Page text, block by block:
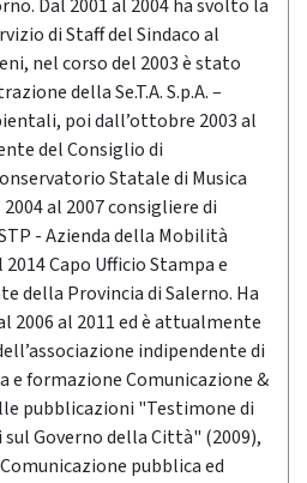
Dal 2001 al 2004 ha svolto la
di Staff del Sindaco al
nel corso del 2003 è stato
della Se.T.A. S.p.A. –
poi dall’ottobre 2003 al
del Consiglio di
Statale di Musica
al 2007 consigliere di
- Azienda della Mobilità
2014 Capo Ufficio Stampa e
della Provincia di Salerno. Ha
2006 al 2011 ed è attualmente
indipendente di
e formazione Comunicazione &
pubblicazioni "Testimone di
Governo della Città" (2009),
pubblica ed